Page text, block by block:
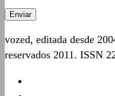
vozed, editada desde
reservados 2011. ISSN